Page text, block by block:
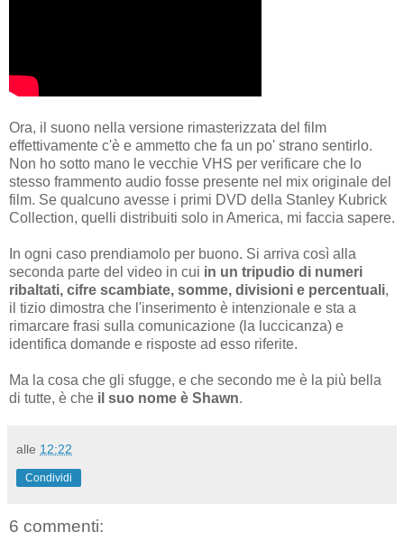
Ora, il suono nella versione rimasterizzata del film
effettivamente c'è e ammetto che fa un po' strano sentirlo.
Non ho sotto mano le vecchie VHS per verificare che lo
stesso frammento audio fosse presente nel mix originale del
film. Se qualcuno avesse i primi DVD della Stanley Kubrick
Collection, quelli distribuiti solo in America, mi faccia sapere.
In ogni caso prendiamolo per buono. Si arriva così alla
seconda parte del video in cui in un tripudio di numeri
ribaltati, cifre scambiate, somme, divisioni e percentuali,
il tizio dimostra che l'inserimento è intenzionale e sta a
rimarcare frasi sulla comunicazione (la luccicanza) e
identifica domande e risposte ad esso riferite.
Ma la cosa che gli sfugge, e che secondo me è la più bella
di tutte, è che il suo nome è Shawn.
alle 12:22
Condividi
6 commenti: